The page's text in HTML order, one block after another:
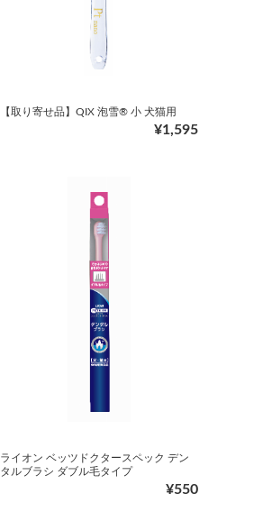
【取り寄せ品】QIX 泡雪® 小 犬猫用
¥1,595
ライオン ベッツドクタースペック デン
タルブラシ ダブル毛タイプ
¥550